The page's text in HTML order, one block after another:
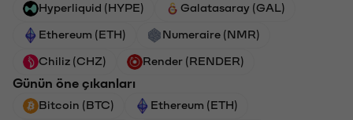
Hyperliquid (HYPE) Galatasaray (GAL)
Ethereum (ETH) Numeraire (NMR)
Chiliz (CHZ) Render (RENDER)
Günün öne çıkanları
Bitcoin (BTC) Ethereum (ETH)